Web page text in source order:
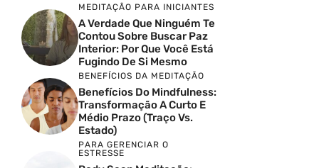
MEDITAÇÃO PARA INICIANTES
A Verdade Que Ninguém Te
Contou Sobre Buscar Paz
Interior: Por Que Você Está
Fugindo De Si Mesmo
BENEFÍCIOS DA MEDITAÇÃO
Benefícios Do Mindfulness:
Transformação A Curto E
Médio Prazo (Traço Vs.
Estado)
PARA GERENCIAR O
ESTRESSE